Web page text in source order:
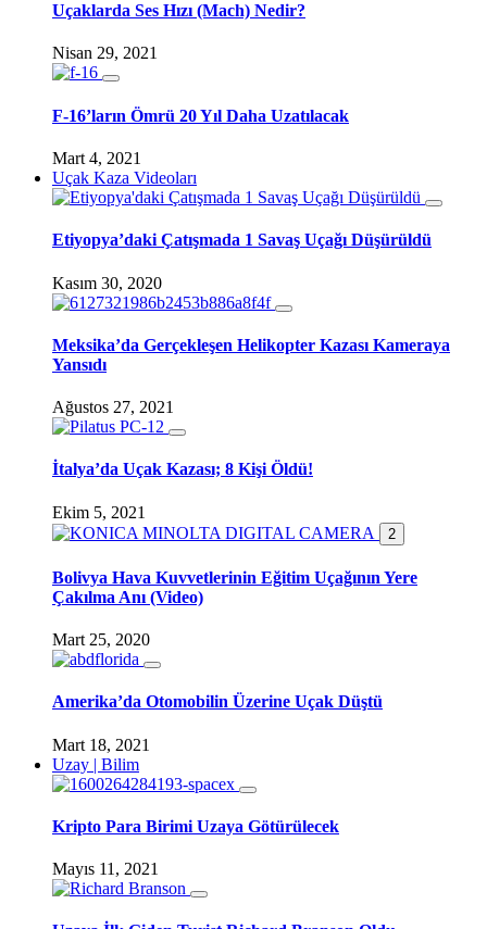
Uçaklarda Ses Hızı (Mach) Nedir?
Nisan 29, 2021
F-16’ların Ömrü 20 Yıl Daha Uzatılacak
Mart 4, 2021
Uçak Kaza Videoları
Etiyopya’daki Çatışmada 1 Savaş Uçağı Düşürüldü
Kasım 30, 2020
Meksika’da Gerçekleşen Helikopter Kazası Kameraya
Yansıdı
Ağustos 27, 2021
İtalya’da Uçak Kazası; 8 Kişi Öldü!
Ekim 5, 2021
2
Bolivya Hava Kuvvetlerinin Eğitim Uçağının Yere
Çakılma Anı (Video)
Mart 25, 2020
Amerika’da Otomobilin Üzerine Uçak Düştü
Mart 18, 2021
Uzay | Bilim
Kripto Para Birimi Uzaya Götürülecek
Mayıs 11, 2021